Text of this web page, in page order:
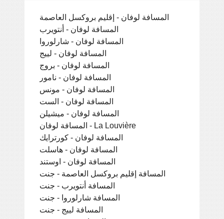
المسافة لوفان - إقليم بروكسل العاصمة
المسافة لوفان - أنتويرب
المسافة لوفان - شارلوروا
المسافة لوفان - لييج
المسافة لوفان - بروج
المسافة لوفان - نامور
المسافة لوفان - مونس
المسافة لوفان - الست
المسافة لوفان - ميشيلن
المسافة لوفان - La Louvière
المسافة لوفان - كورترايك
المسافة لوفان - هاسلت
المسافة لوفان - اوستند
المسافة إقليم بروكسل العاصمة - جنت
المسافة أنتويرب - جنت
المسافة شارلوروا - جنت
المسافة لييج - جنت